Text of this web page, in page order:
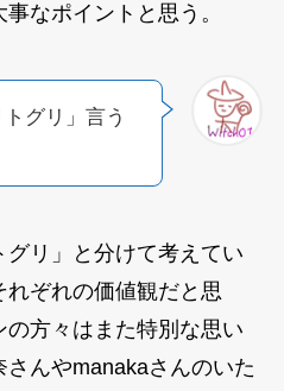
なポイントと思う。
グリ」言う
グリ」と分けて考えてい
ぞれの価値観だと思
の方々はまた特別な思い
さんやmanakaさんのいた